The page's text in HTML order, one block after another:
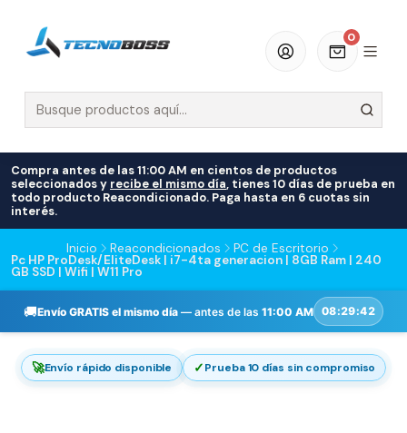
0
Compra antes de las 11:00 AM en cientos de productos
seleccionados y recibe el mismo día, tienes 10 días de prueba en
todo producto Reacondicionado. Paga hasta en 6 cuotas sin
interés.
Inicio Reacondicionados PC de Escritorio
Pc HP ProDesk/EliteDesk | i7-4ta generacion | 8GB Ram | 240
GB SSD | Wifi | W11 Pro
🚚Envío GRATIS el mismo día— antes de las 11:00 AM 08:29:41
🚀Envío rápido disponible ✓Prueba 10 días sin compromiso